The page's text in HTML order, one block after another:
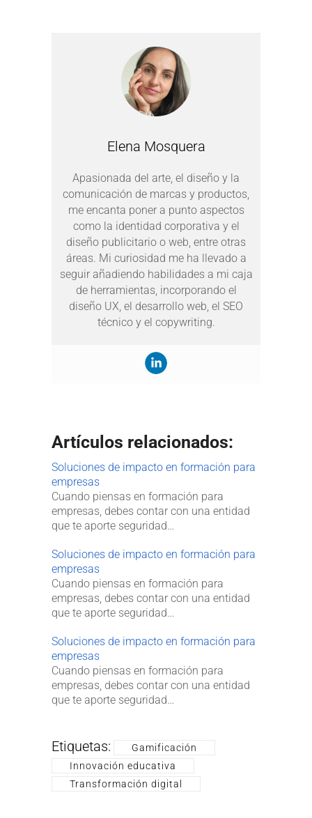
Elena Mosquera
Apasionada del arte, el diseño y la
comunicación de marcas y productos,
me encanta poner a punto aspectos
como la identidad corporativa y el
diseño publicitario o web, entre otras
áreas. Mi curiosidad me ha llevado a
seguir añadiendo habilidades a mi caja
de herramientas, incorporando el
diseño UX, el desarrollo web, el SEO
técnico y el copywriting.
Artículos relacionados:
Soluciones de impacto en formación para
empresas
Cuando piensas en formación para
empresas, debes contar con una entidad
que te aporte seguridad…
Soluciones de impacto en formación para
empresas
Cuando piensas en formación para
empresas, debes contar con una entidad
que te aporte seguridad…
Soluciones de impacto en formación para
empresas
Cuando piensas en formación para
empresas, debes contar con una entidad
que te aporte seguridad…
Etiquetas:
Gamificación
Innovación educativa
Transformación digital